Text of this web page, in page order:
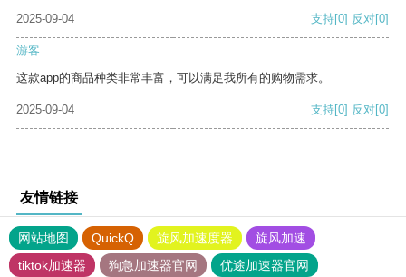
2025-09-04 支持[0] 反对[0]
游客
这款app的商品种类非常丰富，可以满足我所有的购物需求。
2025-09-04 支持[0] 反对[0]
友情链接
网站地图 QuickQ 旋风加速度器
旋风加速
tiktok加速器
狗急加速器官网
优途加速器官网